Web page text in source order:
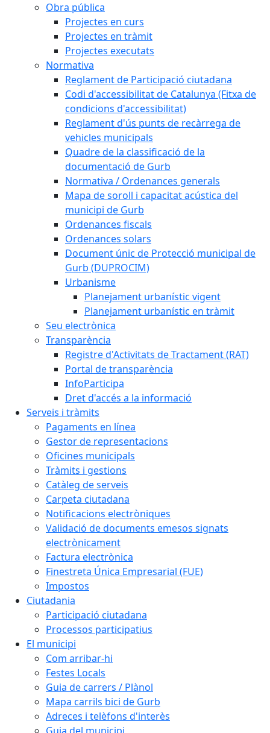
Obra pública
Projectes en curs
Projectes en tràmit
Projectes executats
Normativa
Reglament de Participació ciutadana
Codi d'accessibilitat de Catalunya (Fitxa de
condicions d'accessibilitat)
Reglament d'ús punts de recàrrega de
vehicles municipals
Quadre de la classificació de la
documentació de Gurb
Normativa / Ordenances generals
Mapa de soroll i capacitat acústica del
municipi de Gurb
Ordenances fiscals
Ordenances solars
Document únic de Protecció municipal de
Gurb (DUPROCIM)
Urbanisme
Planejament urbanístic vigent
Planejament urbanístic en tràmit
Seu electrònica
Transparència
Registre d'Activitats de Tractament (RAT)
Portal de transparència
InfoParticipa
Dret d'accés a la informació
Serveis i tràmits
Pagaments en línea
Gestor de representacions
Oficines municipals
Tràmits i gestions
Catàleg de serveis
Carpeta ciutadana
Notificacions electròniques
Validació de documents emesos signats
electrònicament
Factura electrònica
Finestreta Única Empresarial (FUE)
Impostos
Ciutadania
Participació ciutadana
Processos participatius
El municipi
Com arribar-hi
Festes Locals
Guia de carrers / Plànol
Mapa carrils bici de Gurb
Adreces i telèfons d'interès